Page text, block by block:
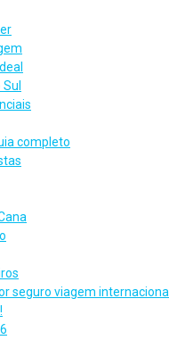
completo
seguro viagem internacional